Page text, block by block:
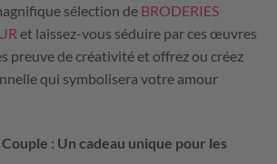
sélection de BRODERIES
et laissez-vous séduire par ces œuvres
preuve de créativité et offrez ou créez
qui symbolisera votre amour
: Un cadeau unique pour les